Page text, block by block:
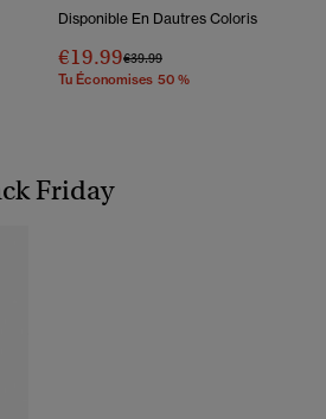
Disponible En Dautres Coloris
€19.99Prix Réduit De
€39.99À
Tu Économises 50 %
Friday